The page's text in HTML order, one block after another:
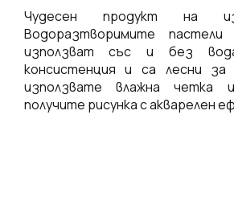
Чудесен продукт на
Водоразтворимите
използват със и без
консистенция и са лесни за
използвате влажна четка
получите рисунка с акварелен